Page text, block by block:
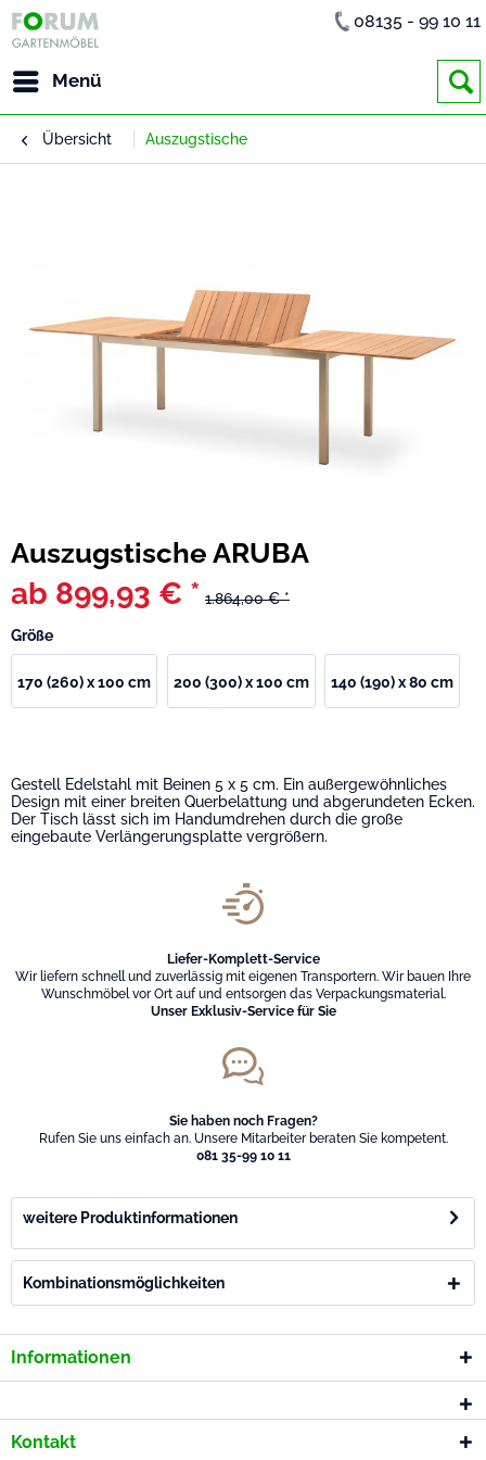
Menü
08135 - 99 10 11
Übersicht Auszugstische
Auszugstische ARUBA
ab 899,93 € * 1.864,00 € *
Größe
170 (260) x 100 cm 200 (300) x 100 cm 140 (190) x 80 cm
Gestell Edelstahl mit Beinen 5 x 5 cm. Ein außergewöhnliches
Design mit einer breiten Querbelattung und abgerundeten Ecken.
Der Tisch lässt sich im Handumdrehen durch die große
eingebaute Verlängerungsplatte vergrößern.
Liefer-Komplett-Service
Wir liefern schnell und zuverlässig mit eigenen Transportern. Wir bauen Ihre
Wunschmöbel vor Ort auf und entsorgen das Verpackungsmaterial.
Unser Exklusiv-Service für Sie
Sie haben noch Fragen?
Rufen Sie uns einfach an. Unsere Mitarbeiter beraten Sie kompetent.
081 35-99 10 11
weitere Produktinformationen
Kombinationsmöglichkeiten
Informationen
Kontakt